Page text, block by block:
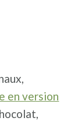
en version